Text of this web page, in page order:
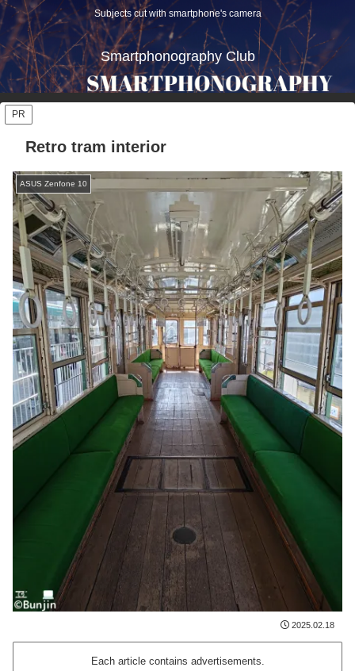
Subjects cut with smartphone's camera
Smartphonography Club
PR
Retro tram interior
ASUS Zenfone 10
2025.02.18
Each article contains advertisements.